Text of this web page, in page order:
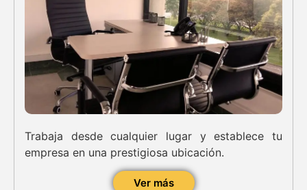
Trabaja desde cualquier lugar y establece tu
empresa en una prestigiosa ubicación.
Ver más